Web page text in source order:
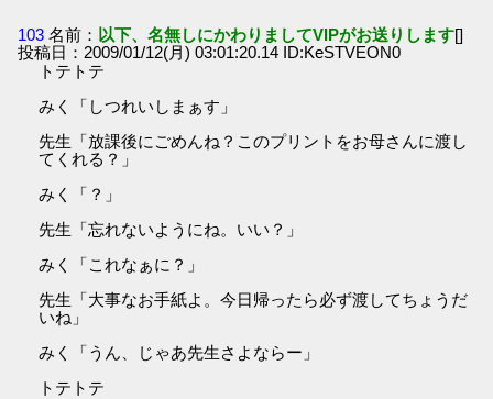
103 名前： 以下、名無しにかわりましてVIPがお送りします[]
投稿日：2009/01/12(月) 03:01:20.14 ID:KeSTVEON0
トテトテ
みく「しつれいしまぁす」
先生「放課後にごめんね？このプリントをお母さんに渡し
てくれる？」
みく「？」
先生「忘れないようにね。いい？」
みく「これなぁに？」
先生「大事なお手紙よ。今日帰ったら必ず渡してちょうだ
いね」
みく「うん、じゃあ先生さよならー」
トテトテ